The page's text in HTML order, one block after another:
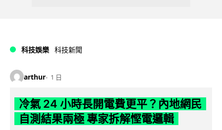
科技娛樂 科技新聞
arthur 1 日
冷氣 24 小時長開電費更平？內地網民
自測結果兩極 專家拆解慳電邏輯